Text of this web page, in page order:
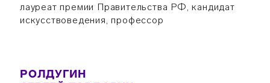
лауреат премии Правительства РФ, кандидат
искусствоведения, профессор
РОЛДУГИН